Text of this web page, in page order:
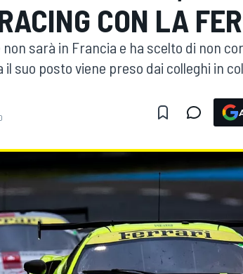
WEC
CON LA
sarà in Francia e ha scelto di non
il suo posto viene preso dai colleghi in